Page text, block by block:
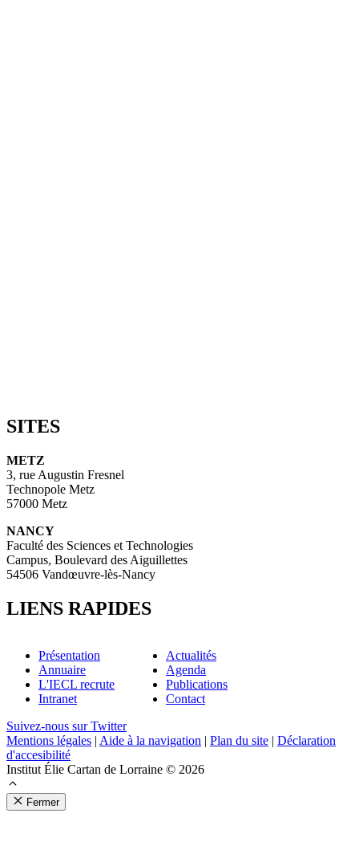
SITES
METZ
3, rue Augustin Fresnel
Technopole Metz
57000 Metz
NANCY
Faculté des Sciences et Technologies
Campus, Boulevard des Aiguillettes
54506 Vandœuvre-lès-Nancy
LIENS RAPIDES
Présentation
Annuaire
L'IECL recrute
Intranet
Actualités
Agenda
Publications
Contact
Suivez-nous sur Twitter
Mentions légales | Aide à la navigation | Plan du site | Déclaration
d'accesibilité
Institut Élie Cartan de Lorraine © 2026
Fermer